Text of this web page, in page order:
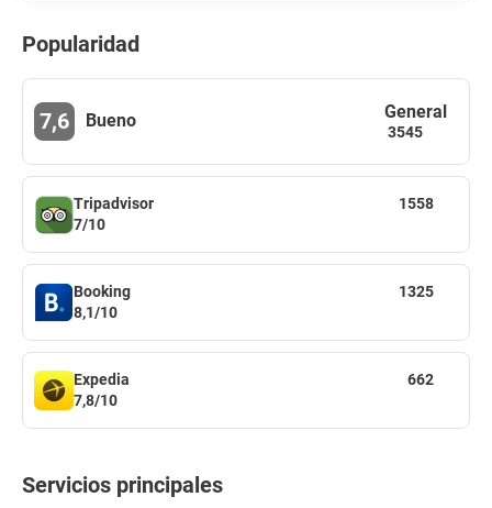
Popularidad
7,6 Bueno General
3545
Tripadvisor
7/10
1558
Booking
8,1/10
1325
Expedia
7,8/10
662
Servicios principales